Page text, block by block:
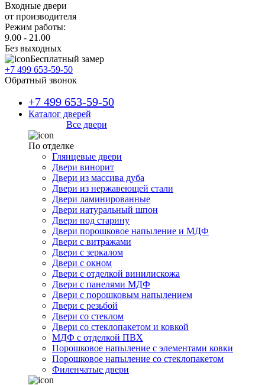
Входные двери
от производителя
Режим работы:
9.00 - 21.00
Без выходных
Бесплатный замер
+7 499 653-59-50
Обратный звонок
+7 499 653-59-50
Каталог дверей
Все двери
По отделке
Глянцевые двери
Двери винорит
Двери из массива дуба
Двери из нержавеющей стали
Двери ламинированные
Двери натуральный шпон
Двери под старину
Двери порошковое напыление и МДФ
Двери с витражами
Двери с зеркалом
Двери с окном
Двери с отделкой винилискожа
Двери с панелями МДФ
Двери с порошковым напылением
Двери с резьбой
Двери со стеклом
Двери со стеклопакетом и ковкой
МДФ с отделкой ПВХ
Порошковое напыление с элементами ковки
Порошковое напыление со стеклопакетом
Филенчатые двери